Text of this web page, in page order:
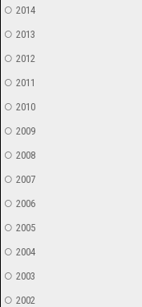
2014
2013
2012
2011
2010
2009
2008
2007
2006
2005
2004
2003
2002